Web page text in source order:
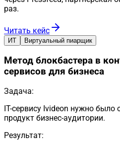
раз.
Читать кейс
ИТ Виртуальный пиарщик
Метод блокбастера в
сервисов для бизнеса
Задача:
IT-сервису Ivideon нужно
продукт бизнес-аудитории.
Результат: